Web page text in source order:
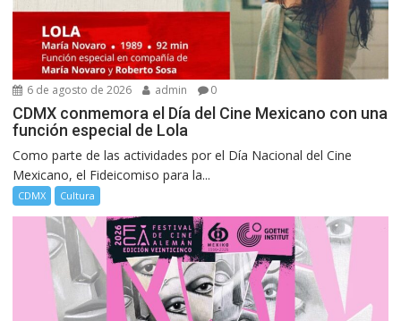
6 de agosto de 2026 admin 0
CDMX conmemora el Día del Cine Mexicano con una
función especial de Lola
Como parte de las actividades por el Día Nacional del Cine
Mexicano, el Fideicomiso para la...
CDMX Cultura